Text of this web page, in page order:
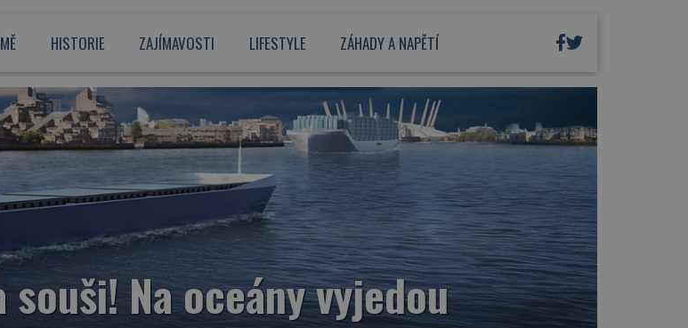
HISTORIE ZAJÍMAVOSTI LIFESTYLE ZÁHADY A NAPĚTÍ
Na oceány vyjedou